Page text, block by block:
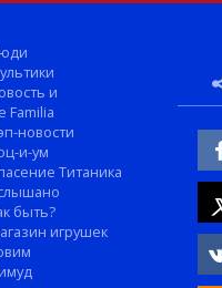
и
Familia
новости
и-ум
Титаника
быть?
игрушек